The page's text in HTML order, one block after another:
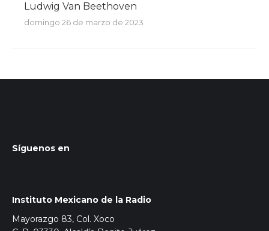
Ludwig Van Beethoven
domingo 26 de marzo de 2023
Síguenos en
Instituto Mexicano de la Radio
Mayorazgo 83, Col. Xoco